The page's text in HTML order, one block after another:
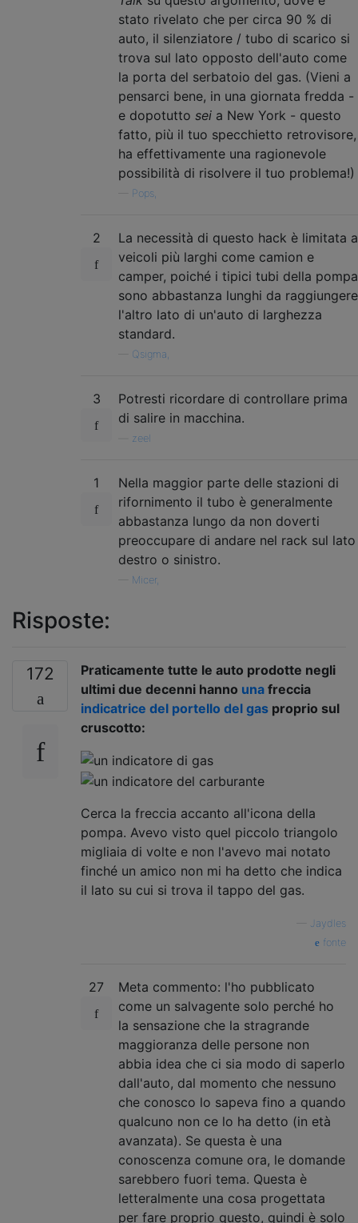
stato rivelato che per circa 90 % di
auto, il silenziatore / tubo di scarico si
trova sul lato opposto dell'auto come
la porta del serbatoio del gas. (Vieni a
pensarci bene, in una giornata fredda -
e dopotutto sei a New York - questo
fatto, più il tuo specchietto retrovisore,
ha effettivamente una ragionevole
possibilità di risolvere il tuo problema!)
Pops,
2
La necessità di questo hack è limitata a
veicoli più larghi come camion e
camper, poiché i tipici tubi della pompa
sono abbastanza lunghi da raggiungere
l'altro lato di un'auto di larghezza
standard.
Qsigma,
3
Potresti ricordare di controllare prima
di salire in macchina.
zeel
1
Nella maggior parte delle stazioni di
rifornimento il tubo è generalmente
abbastanza lungo da non doverti
preoccupare di andare nel rack sul lato
destro o sinistro.
Micer,
Risposte:
172
Praticamente tutte le auto prodotte negli
ultimi due decenni hanno una freccia
indicatrice del portello del gas proprio sul
cruscotto:
Cerca la freccia accanto all'icona della
pompa. Avevo visto quel piccolo triangolo
migliaia di volte e non l'avevo mai notato
finché un amico non mi ha detto che indica
il lato su cui si trova il tappo del gas.
Jaydles
fonte
27
Meta commento: l'ho pubblicato
come un salvagente solo perché ho
la sensazione che la stragrande
maggioranza delle persone non
abbia idea che ci sia modo di saperlo
dall'auto, dal momento che nessuno
che conosco lo sapeva fino a quando
qualcuno non ce lo ha detto (in età
avanzata). Se questa è una
conoscenza comune ora, le domande
sarebbero fuori tema. Questa è
letteralmente una cosa progettata
per fare proprio questo, quindi è solo